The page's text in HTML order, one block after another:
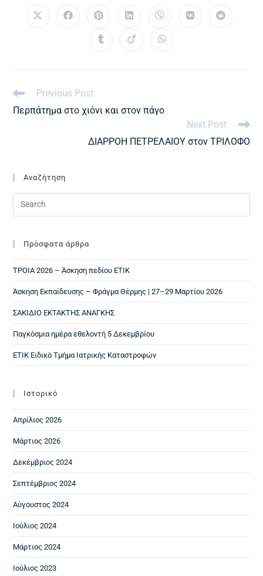
Previous Post
Περπάτημα στο χιόνι και στον πάγο
Next Post
ΔΙΑΡΡΟΗ ΠΕΤΡΕΛΑΙΟΥ στον ΤΡΙΛΟΦΟ
Αναζήτηση
Πρόσφατα άρθρα
ΤΡΟΙΑ 2026 – Άσκηση πεδίου ΕΤΙΚ
Άσκηση Εκπαίδευσης – Φράγμα Θέρμης | 27–29 Μαρτίου 2026
ΣΑΚΙΔΙΟ ΕΚΤΑΚΤΗΣ ΑΝΑΓΚΗΣ
Παγκόσμια ημέρα εθελοντή 5 Δεκεμβρίου
ΕΤΙΚ Ειδικό Τμήμα Ιατρικής Καταστροφών
Ιστορικό
Απρίλιος 2026
Μάρτιος 2026
Δεκέμβριος 2024
Σεπτέμβριος 2024
Αύγουστος 2024
Ιούλιος 2024
Μάρτιος 2024
Ιούλιος 2023